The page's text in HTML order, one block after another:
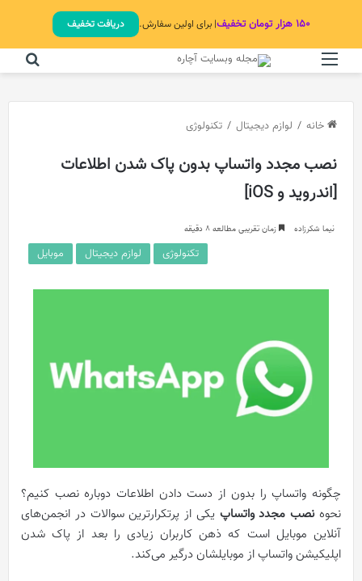
۱۵۰ هزار تومان تخفیف | برای اولین سفارش. دریافت تخفیف
خانه / لوازم دیجیتال / تکنولوژی
نصب مجدد واتساپ بدون پاک شدن اطلاعات
[اندروید و iOS]
نیما شکرزاده زمان تقریبی مطالعه 8 دقیقه
تکنولوژی لوازم دیجیتال موبایل
چگونه واتساپ را بدون از دست دادن اطلاعات دوباره نصب کنیم؟
نحوهنصب مجدد واتساپ یکی از پرتکرارترین سوالات در انجمن‌های
آنلاین موبایل است که ذهن کاربران زیادی را بعد از پاک شدن
اپلیکیشن واتساپ از موبایلشان درگیر می‌کند.